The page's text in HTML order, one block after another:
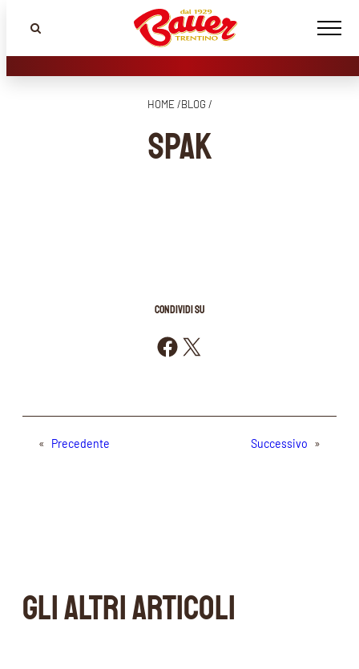
HOME /BLOG /
SPAK
CONDIVIDI SU
Condividi su Facebook
Condividi su X
« Precedente Successivo »
GLI ALTRI ARTICOLI